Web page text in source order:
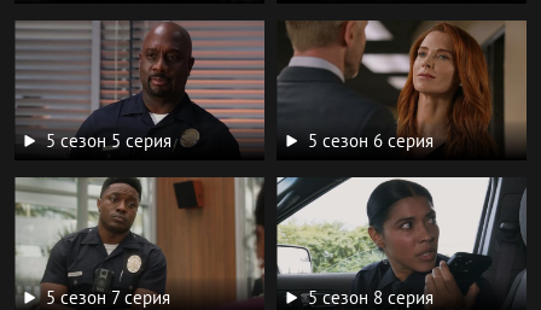
5 сезон 5 серия 5 сезон 6 серия
5 сезон 7 серия 5 сезон 8 серия